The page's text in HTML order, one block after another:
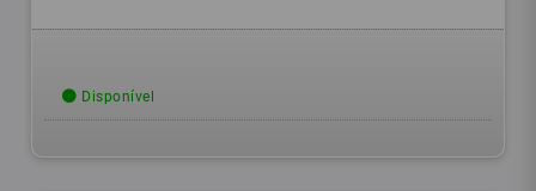
Disponível